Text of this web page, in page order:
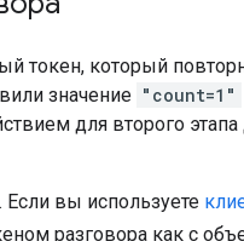
токен, который
значение "count=1"
для второго этапа
Если вы используете
разговора как с